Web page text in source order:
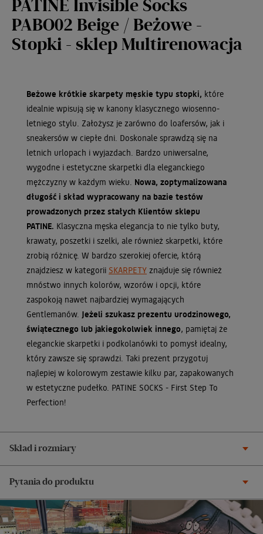
PATINE Invisible Socks
PABO02 Beige / Beżowe -
Stopki - sklep Multirenowacja
Beżowe krótkie skarpety męskie typu stopki, które
idealnie wpisują się w kanony klasycznego wiosenno-
letniego stylu. Założysz je zarówno do loafersów, jak i
sneakersów w ciepłe dni. Doskonale sprawdzą się na
letnich urlopach i wyjazdach. Bardzo uniwersalne,
wygodne i estetyczne skarpetki dla eleganckiego
mężczyzny w każdym wieku. Nowa, zoptymalizowana
długość i skład wypracowany na bazie testów
prowadzonych przez stałych Klientów sklepu
PATINE. Klasyczna męska elegancja to nie tylko buty,
krawaty, poszetki i szelki, ale również skarpetki, które
zrobią różnicę. W bardzo szerokiej ofercie, którą
znajdziesz w kategorii SKARPETY znajduje się również
mnóstwo innych kolorów, wzorów i opcji, które
zaspokoją nawet najbardziej wymagających
Gentlemanów. Jeżeli szukasz prezentu urodzinowego,
świątecznego lub jakiegokolwiek innego, pamiętaj że
eleganckie skarpetki i podkolanówki to pomysł idealny,
który zawsze się sprawdzi. Taki prezent przygotuj
najlepiej w kolorowym zestawie kilku par, zapakowanych
w estetyczne pudełko. PATINE SOCKS - First Step To
Perfection!
Skład i rozmiary
Pytania do produktu